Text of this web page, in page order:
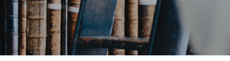
Kitaplarımız
GO
Dijital